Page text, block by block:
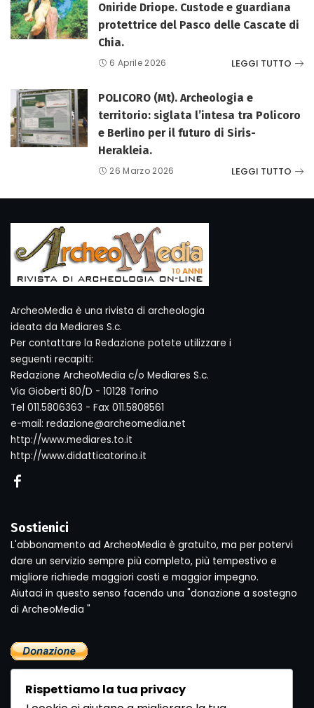
Oniride Driope. Custode e guardiana
protettrice del Pasco delle Cascate di
Chia.
6 Aprile 2026 LEGGI TUTTO
POLICORO (Mt). Archeologia e
territorio: siglata l’intesa tra Policoro
e Berlino per il futuro di Siris-
Herakleia.
26 Marzo 2026 LEGGI TUTTO
ArcheoMedia è una rivista di archeologia
ideata da Mediares S.c.
Per contattare la Redazione potete utilizzare i
seguenti recapiti:
Redazione ArcheoMedia c/o Mediares S.c.
Via Gioberti 80/D - 10128 Torino
Tel 011.5806363 - Fax 011.5808561
e-mail: redazione@archeomedia.net
http://www.mediares.to.it
http://www.didatticatorino.it
Sostienici
L'abbonamento ad ArcheoMedia è gratuito, ma per potervi
dare un servizio sempre più completo, più tempestivo e
migliore richiede maggiori costi e maggior impegno.
Aiutaci in questo senso facendo una "donazione a sostegno
di ArcheoMedia "
Rispettiamo la tua privacy